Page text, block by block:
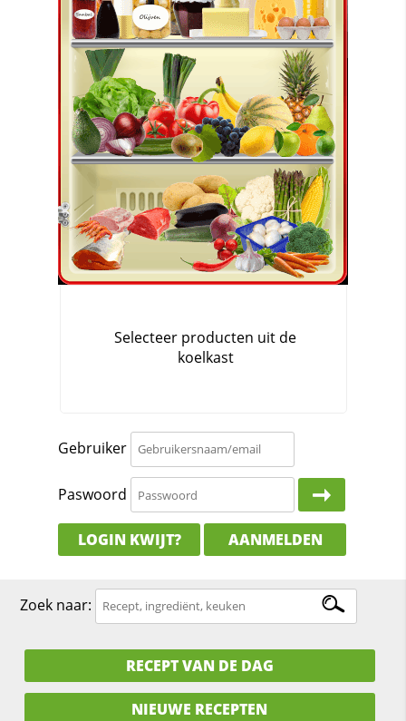
Gebruiker
Paswoord
LOGIN KWIJT? AANMELDEN
Zoek naar:
RECEPT VAN DE DAG
NIEUWE RECEPTEN